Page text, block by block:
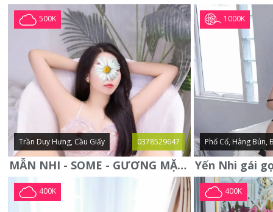
500K
Trần Duy Hưng, Cầu Giấy 0378529647
MẪN NHI - SOME - GƯƠNG MẶT XINH XẮN -CỰC CHIỀU KHÁCH
1000K
Phố Cổ, Hàng Bún,
400K 400K